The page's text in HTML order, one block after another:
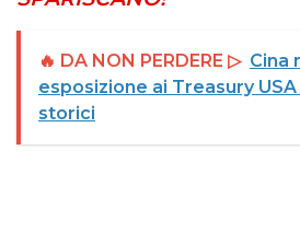
🔥 DA NON PERDERE ▷ Cina
esposizione ai Treasury
storici